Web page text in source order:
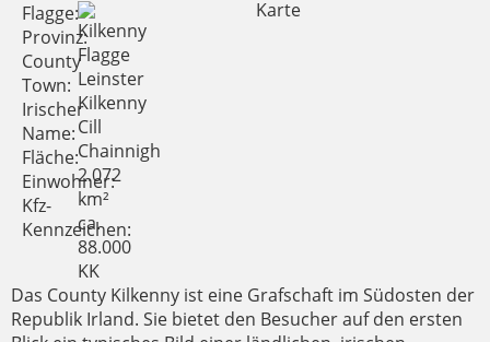
Flagge:
Provinz:
County
Town:
Irischer
Name:
Fläche:
Einwohner:
Kfz-
Kennzeichen:
Leinster
Kilkenny
Cill
Chainnigh
2.072
km²
ca.
88.000
KK
Das County Kilkenny ist eine Grafschaft im Südosten der
Republik Irland. Sie bietet den Besucher auf den ersten